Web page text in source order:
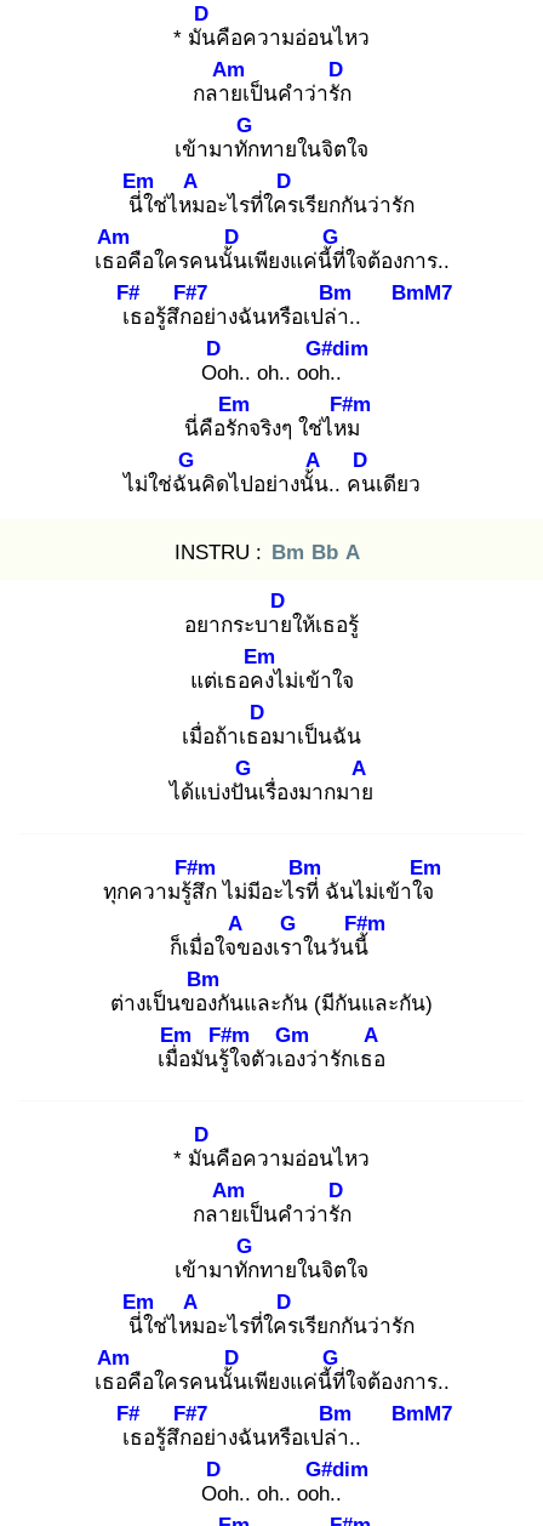
* มัน
D
คือความอ่อนไหว
กลาย
Am
เป็นคำว่ารัก
D
เข้ามาทัก
G
ทายในจิตใจ
นี่ใ
Em
ช่ไหม
A
อะไรที่ใคร
D
เรียกกันว่ารัก
เธอ
Am
คือใครคนนั้น
D
เพียงแค่นี้ที่
G
ใจต้องการ..
เธ
F#
อรู้สึกอ
F#7
ย่างฉันหรือเปล่า
Bm
..
BmM7
Oo
D
h.. oh.. ooh.
G#dim
.
นี่คือรัก
Em
จริงๆ ใช่ไหม
F#m
ไม่ใช่ฉัน
G
คิดไปอย่างนั้น
A
.. คน
D
เดียว
INSTRU : Bm Bb A
อยากระบาย
D
ให้เธอรู้
แต่เธอคง
Em
ไม่เข้าใจ
เมื่อถ้าเธอ
D
มาเป็นฉัน
ได้แบ่งปัน
G
เรื่องมากมาย
A
ทุกความรู้สึ
F#m
ก ไม่มีอะไรที่
Bm
ฉันไม่เข้าใจ
Em
ก็เมื่อใจข
A
องเรา
G
ในวันนี้
F#m
ต่างเป็นของ
Bm
กันและกัน (มีกันและกัน)
เมื่อ
Em
มันรู้ใ
F#m
จตัวเอง
Gm
ว่ารักเธอ
A
* มัน
D
คือความอ่อนไหว
กลาย
Am
เป็นคำว่ารัก
D
เข้ามาทัก
G
ทายในจิตใจ
นี่ใ
Em
ช่ไหม
A
อะไรที่ใคร
D
เรียกกันว่ารัก
เธอ
Am
คือใครคนนั้น
D
เพียงแค่นี้ที่
G
ใจต้องการ..
เธ
F#
อรู้สึกอ
F#7
ย่างฉันหรือเปล่า
Bm
..
BmM7
Oo
D
h.. oh.. ooh.
G#dim
.